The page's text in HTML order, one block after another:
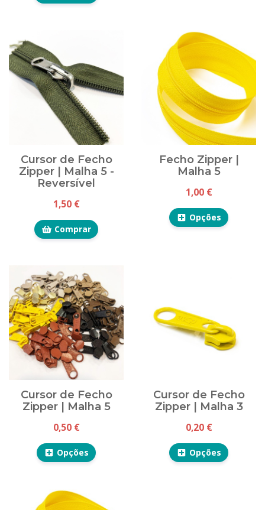
Cursor de Fecho
Zipper | Malha 5 -
Reversível
1,50 €
Comprar
Fecho Zipper |
Malha 5
1,00 €
Opções
Cursor de Fecho
Zipper | Malha 5
0,50 €
Opções
Cursor de Fecho
Zipper | Malha 3
0,20 €
Opções